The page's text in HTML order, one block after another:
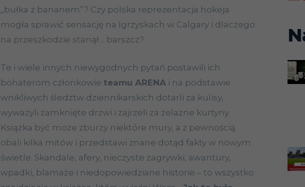
„bułka z bananem”? Czy polska reprezentacja hokeja
mogła sprawić sensację na Igrzyskach w Calgary i dlaczego
na przeszkodzie stanął… barszcz?
Te i wiele innych niewygodnych pytań postawili ich
bohaterom członkowie teamu ARENA i na podstawie
wnikliwych śledztw dziennikarskich dotarli za kulisy,
wyważyli zamknięte drzwi i zajrzeli za żelazne kurtyny.
Książka być może zburzy niektóre mury, a z pewnością
obali kilka mitów i przedstawi znane dotąd fakty w nowym
świetle. Skandale, afery, nieczyste zagrywki, awantury,
wpadki, blamaże i niedopowiedziane historie – to wszystko